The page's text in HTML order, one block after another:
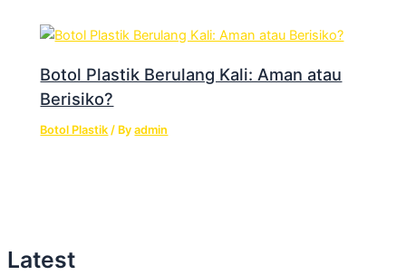
Botol Plastik Berulang Kali: Aman atau
Berisiko?
Botol Plastik / Byadmin
Latest